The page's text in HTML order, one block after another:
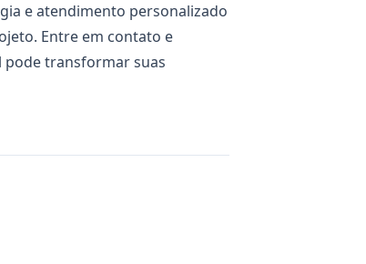
e atendimento personalizado
Entre em contato e
pode transformar suas